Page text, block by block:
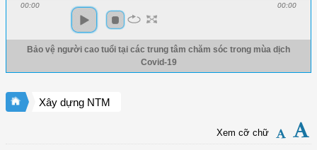
00:00 00:00
Bảo vệ người cao tuổi tại các trung tâm chăm sóc trong mùa dịch
Covid-19
Xây dựng NTM
Xem cỡ chữ